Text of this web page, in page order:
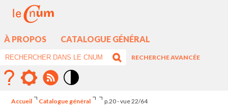
À PROPOS CATALOGUE GÉNÉRAL
RECHERCHE AVANCÉE
élévé
Accueil Catalogue général p.20 - vue 22/64